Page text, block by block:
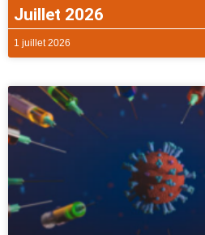
Juillet 2026
1 juillet 2026